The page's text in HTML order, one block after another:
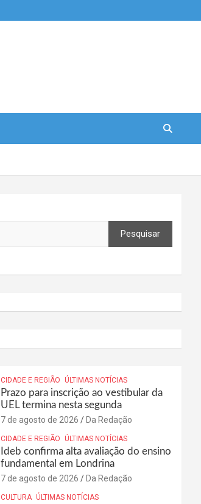
Pesquisar
CIDADE E REGIÃO ÚLTIMAS NOTÍCIAS
Prazo para inscrição ao vestibular da
UEL termina nesta segunda
7 de agosto de 2026 Da Redação
CIDADE E REGIÃO ÚLTIMAS NOTÍCIAS
Ideb confirma alta avaliação do ensino
fundamental em Londrina
7 de agosto de 2026 Da Redação
CULTURA ÚLTIMAS NOTÍCIAS